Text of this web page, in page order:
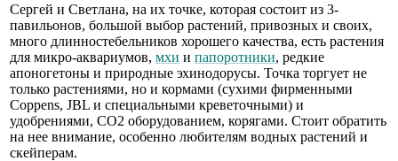
Сергей и Светлана, на их точке, которая состоит из 3-
павильонов, большой выбор растений, привозных и своих,
много длинностебельников хорошего качества, есть растения
для микро-аквариумов, мхи и папоротники, редкие
апоногетоны и природные эхинодорусы. Точка торгует не
только растениями, но и кормами (сухими фирменными
Coppens, JBL и специальными креветочными) и
удобрениями, СО2 оборудованием, корягами. Стоит обратить
на нее внимание, особенно любителям водных растений и
скейперам.